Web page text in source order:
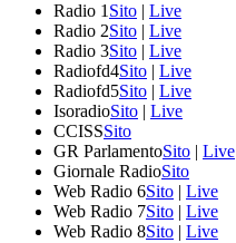
Radio 1 Sito | Live
Radio 2Sito | Live
Radio 3Sito | Live
Radiofd4Sito | Live
Radiofd5Sito | Live
IsoradioSito | Live
CCISSSito
GR ParlamentoSito | Live
Giornale RadioSito
Web Radio 6Sito | Live
Web Radio 7Sito | Live
Web Radio 8Sito | Live